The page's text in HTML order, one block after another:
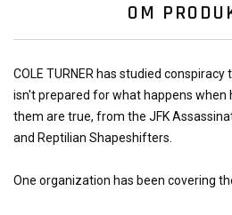
OM
COLE TURNER has studied
isn't prepared for what happens when
them are true, from the JFK
and Reptilian Shapeshifters.
One organization has been covering